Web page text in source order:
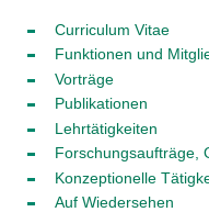
Curriculum Vitae
Funktionen und
Vorträge
Publikationen
Lehrtätigkeiten
Forschungsaufträge,
Konzeptionelle
Auf Wiedersehen